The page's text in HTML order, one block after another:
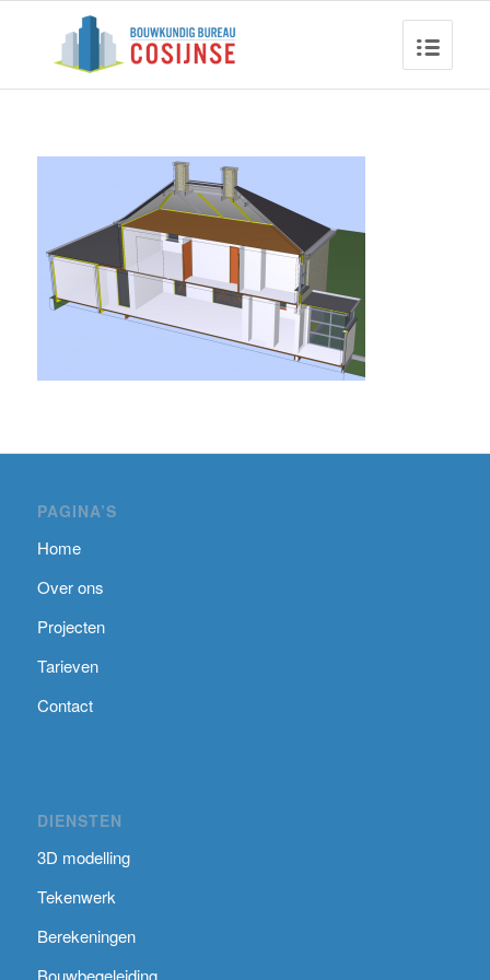
PAGINA’S
Home
Over ons
Projecten
Tarieven
Contact
DIENSTEN
3D modelling
Tekenwerk
Berekeningen
Bouwbegeleiding